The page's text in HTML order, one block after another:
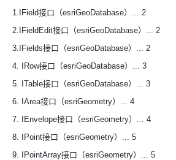
1.IField接口（esriGeoDatabase）... 2
2.IFieldEdit接口（esriGeoDatabase）... 2
3.IFields接口（esriGeoDatabase）... 2
4. IRow接口（esriGeoDatabase）... 3
5. ITable接口（esriGeoDatabase）... 3
6. IArea接口（esriGeometry）... 4
7. IEnvelope接口（esriGeometry）... 4
8. IPoint接口（esriGeometry）... 5
9. IPointArray接口（esriGeometry）... 5